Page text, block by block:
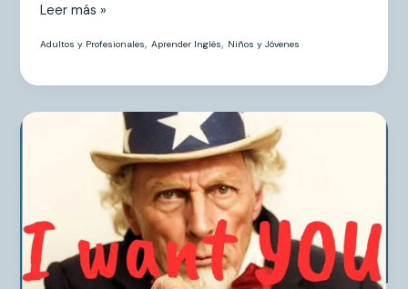
Leer más »
Adultos y Profesionales,Aprender Inglés, Niños y Jóvenes